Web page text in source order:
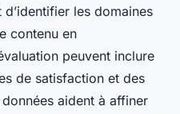
les domaines
contenu en
peuvent inclure
de satisfaction et des
aident à affiner